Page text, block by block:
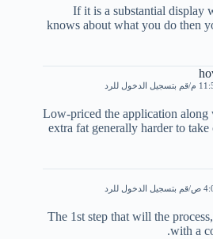
If it is a substantial display
knows about what you do then
قم بتسجيل الدخول للرد
Low-priced the application along
extra fat generally harder to
قم بتسجيل الدخول للرد
The 1st step that will the
with a